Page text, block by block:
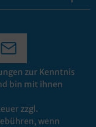
zur Kenntnis
bin mit ihnen
zzgl.
wenn